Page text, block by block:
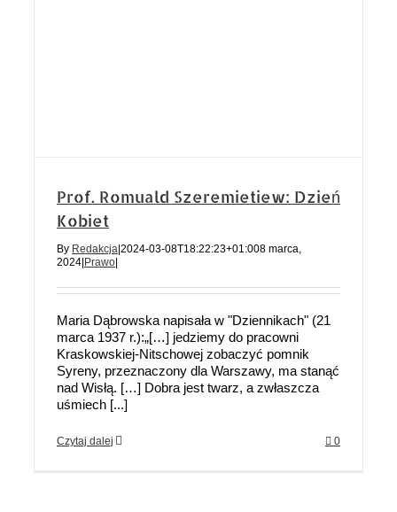
Prof. Romuald Szeremietiew: Dzień
Kobiet
By Redakcja 2024-03-08T18:22:23+01:008 marca,
2024 Prawo
Maria Dąbrowska napisała w "Dziennikach" (21
marca 1937 r.):„[…] jedziemy do pracowni
Kraskowskiej-Nitschowej zobaczyć pomnik
Syreny, przeznaczony dla Warszawy, ma stanąć
nad Wisłą. […] Dobra jest twarz, a zwłaszcza
uśmiech [...]
Czytaj dalej 0